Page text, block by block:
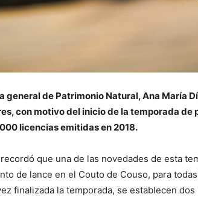
general de Patrimonio Natural, Ana María
con motivo del inicio de la temporada de
licencias emitidas en 2018.
que una de las novedades de esta
de lance en el Couto de Couso, para
finalizada la temporada, se establecen